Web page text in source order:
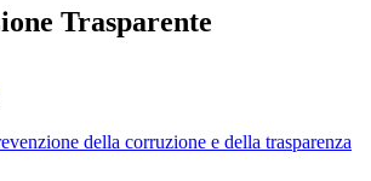
Trasparente
della corruzione e della trasparenza